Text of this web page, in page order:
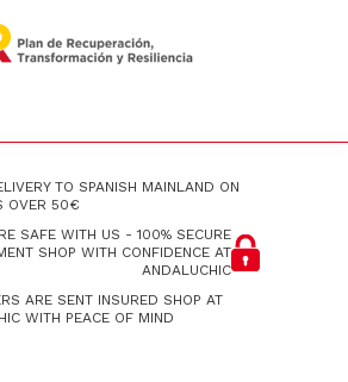
TO SPANISH MAINLAND ON
OVER 50€
SAFE WITH US - 100% SECURE
SHOP WITH CONFIDENCE AT
ANDALUCHIC
ARE SENT INSURED SHOP AT
WITH PEACE OF MIND